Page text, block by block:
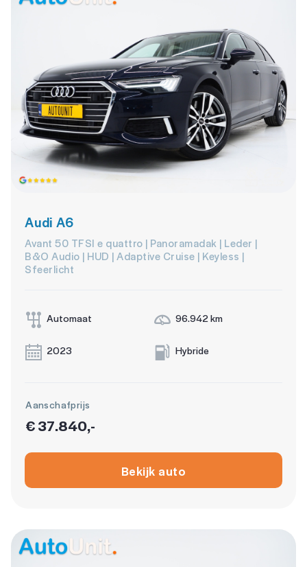
Audi A6
Avant 50 TFSI e quattro | Panoramadak | Leder |
B&O Audio | HUD | Adaptive Cruise | Keyless |
Sfeerlicht
Automaat 96.942 km
2023 Hybride
Aanschafprijs
€ 37.840,-
Bekijk auto